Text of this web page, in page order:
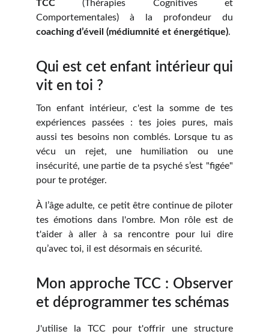
TCC (Thérapies Cognitives et
Comportementales) à la profondeur du
coaching d’éveil (médiumnité et énergétique).
Qui est cet enfant intérieur qui
vit en toi ?
Ton enfant intérieur, c'est la somme de tes
expériences passées : tes joies pures, mais
aussi tes besoins non comblés. Lorsque tu as
vécu un rejet, une humiliation ou une
insécurité, une partie de ta psyché s’est "figée"
pour te protéger.
À l’âge adulte, ce petit être continue de piloter
tes émotions dans l'ombre. Mon rôle est de
t'aider à aller à sa rencontre pour lui dire
qu’avec toi, il est désormais en sécurité.
Mon approche TCC : Observer
et déprogrammer tes schémas
J'utilise la TCC pour t'offrir une structure